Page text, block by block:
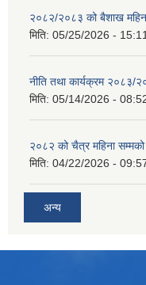
२०८२/२०८३ को बैशाख
मिति: 05/25/2026 - 15:11
नीति तथा कार्यक्रम २०८३/
मिति: 05/14/2026 -
२०८२ को चैत्र महिना
मिति: 04/22/2026 -
अन्य